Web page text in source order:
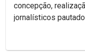
concepção,
jornalísticos